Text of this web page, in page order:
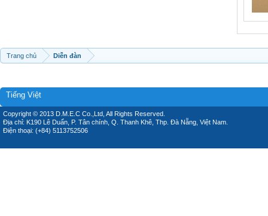
Trang chủ Diễn đàn
Tiếng Việt
Copyright © 2013 D.M.E.C Co.,Ltd, All Rights Reserved.
Địa chỉ: K190 Lê Duẩn, P. Tân chính, Q. Thanh Khê, Thp. Đà Nẵng, Việt Nam.
Điện thoại: (+84) 5113752506